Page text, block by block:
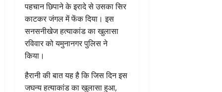
पहचान छिपाने के इरादे से उसका सिर
काटकर जंगल में फेंक दिया। इस
सनसनीखेज हत्याकांड का खुलासा
रविवार को यमुनानगर पुलिस ने
किया।
हैरानी की बात यह है कि जिस दिन इस
जघन्य हत्याकांड का खुलासा हुआ,